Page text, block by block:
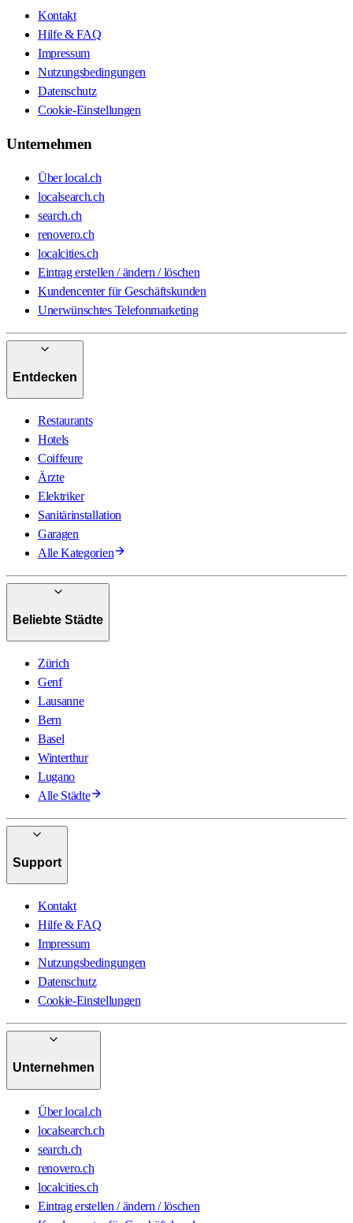
Kontakt
Hilfe & FAQ
Impressum
Nutzungsbedingungen
Datenschutz
Cookie-Einstellungen
Unternehmen
Über local.ch
localsearch.ch
search.ch
renovero.ch
localcities.ch
Eintrag erstellen / ändern / löschen
Kundencenter für Geschäftskunden
Unerwünschtes Telefonmarketing
Entdecken
Restaurants
Hotels
Coiffeure
Ärzte
Elektriker
Sanitärinstallation
Garagen
Alle Kategorien
Beliebte Städte
Zürich
Genf
Lausanne
Bern
Basel
Winterthur
Lugano
Alle Städte
Support
Kontakt
Hilfe & FAQ
Impressum
Nutzungsbedingungen
Datenschutz
Cookie-Einstellungen
Unternehmen
Über local.ch
localsearch.ch
search.ch
renovero.ch
localcities.ch
Eintrag erstellen / ändern / löschen